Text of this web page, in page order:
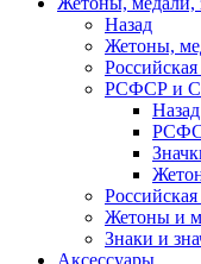
Назад
Жетоны,
РСФСР и
Назад
Жетоны и
Знаки и
Аксессуары